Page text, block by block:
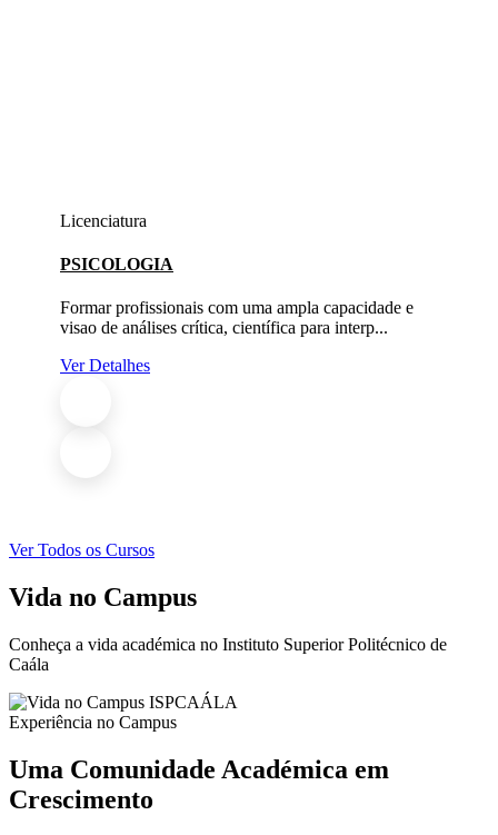
Licenciatura
PSICOLOGIA
Formar profissionais com uma ampla capacidade e
visao de análises crítica, científica para interp...
Ver Detalhes
Ver Todos os Cursos
Vida no Campus
Conheça a vida académica no Instituto Superior Politécnico de
Caála
Experiência no Campus
Uma Comunidade Académica em
Crescimento